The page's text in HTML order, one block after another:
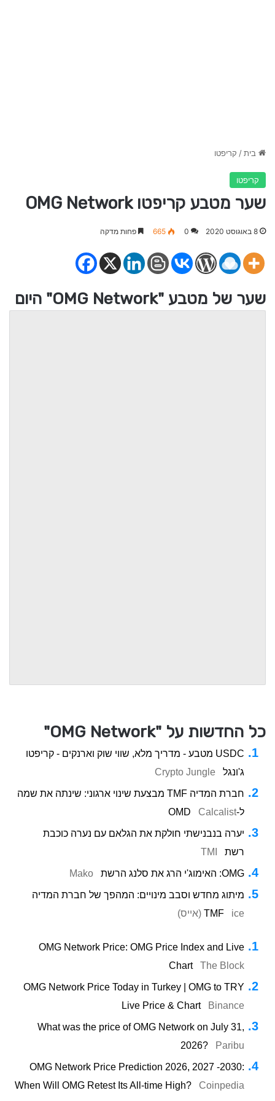
בית/ קריפטו
קריפטו
שער מטבע קריפטו OMG Network
8 באוגוסט 2020 0
665 פחות מדקה
שער של מטבע "OMG Network" היום
כל החדשות על "OMG Network"
USDC מטבע - מדריך מלא, שווי שוק וארנקים - קריפטו
ג'ונגל
Crypto Jungle
חברת המדיה TMF מבצעת שינוי ארגוני: שינתה את שמה
ל-OMDCalcalist
יערה בנבנישתי חולקת את הגלאם עם נערה כוכבת
רשת
TMI
OMG: האימוג'י הרג את סלנג הרשת Mako
מיתוג מחדש וסבב מינויים: המהפך של חברת המדיה
TMF
ice (אייס)
OMG Network Price: OMG Price Index and Live
Chart
The Block
OMG Network Price Today in Turkey | OMG to TRY
Live Price & Chart
Binance
What was the price of OMG Network on July 31,
2026?
Paribu
OMG Network Price Prediction 2026, 2027 -2030:
When Will OMG Retest Its All-time High?
Coinpedia